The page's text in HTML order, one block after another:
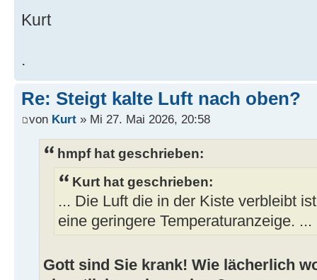
Kurt
.
Re: Steigt kalte Luft nach oben?
von Kurt » Mi 27. Mai 2026, 20:58
hmpf hat geschrieben:
Kurt hat geschrieben:
... Die Luft die in der Kiste verbleibt
eine geringere Temperaturanzeige. ...
Gott sind Sie krank! Wie lächerlich